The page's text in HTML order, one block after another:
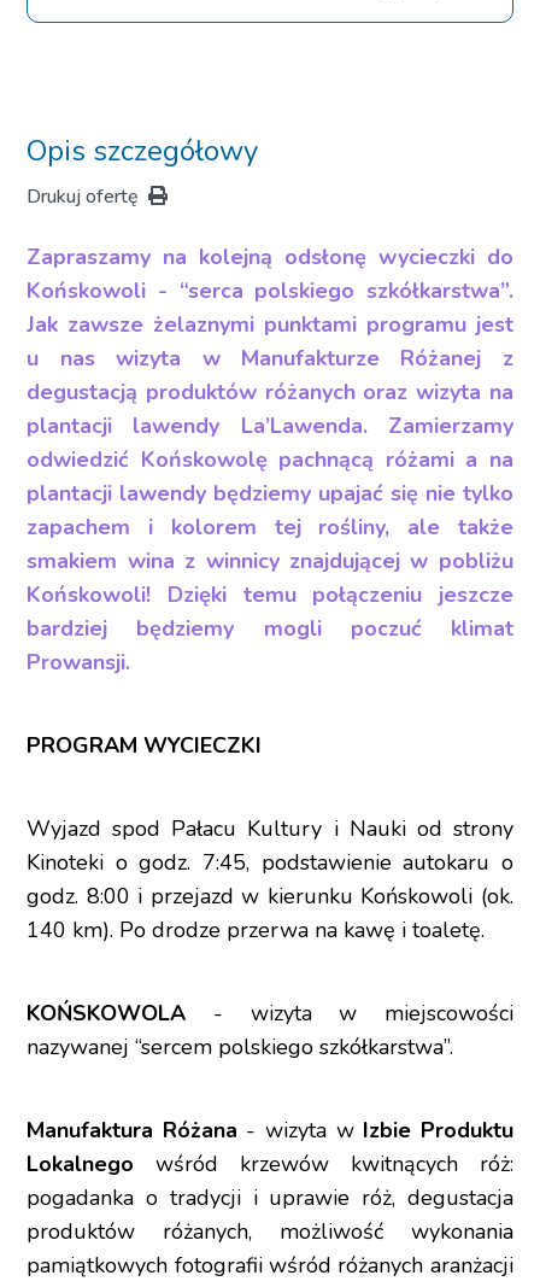
Opis szczegółowy
Drukuj ofertę
Zapraszamy na kolejną odsłonę wycieczki do
Końskowoli - “serca polskiego szkółkarstwa”.
Jak zawsze żelaznymi punktami programu jest
u nas wizyta w Manufakturze Różanej z
degustacją produktów różanych oraz wizyta na
plantacji lawendy La’Lawenda. Zamierzamy
odwiedzić Końskowolę pachnącą różami a na
plantacji lawendy będziemy upajać się nie tylko
zapachem i kolorem tej rośliny, ale także
smakiem wina z winnicy znajdującej w pobliżu
Końskowoli! Dzięki temu połączeniu jeszcze
bardziej będziemy mogli poczuć klimat
Prowansji.
PROGRAM WYCIECZKI
Wyjazd spod Pałacu Kultury i Nauki od strony
Kinoteki o godz. 7:45, podstawienie autokaru o
godz. 8:00 i przejazd w kierunku Końskowoli (ok.
140 km). Po drodze przerwa na kawę i toaletę.
KOŃSKOWOLA - wizyta w miejscowości
nazywanej “sercem polskiego szkółkarstwa”.
Manufaktura Różana - wizyta w Izbie Produktu
Lokalnego wśród krzewów kwitnących róż:
pogadanka o tradycji i uprawie róż, degustacja
produktów różanych, możliwość wykonania
pamiątkowych fotografii wśród różanych aranżacji